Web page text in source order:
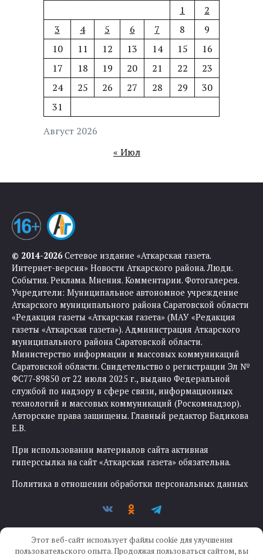
Август 2026
1
2
3
4 5 6 7 8
9
10
11 12 13 14 15
16
17
18 19 20 21 22
23
24
25 26 27 28 29
30
31
« Июл
© 2014-2026Сетевое издание «Аткарская газета.
Интернет-версия» Новости Аткарского района. Люди.
События. Реклама. Мнения. Комментарии. Фотогалерея.
Учредители: Муниципальное автономное учреждение
Аткарского муниципального района Саратовской области
«Редакция газеты «Аткарская газета» (МАУ «Редакция
газеты «Аткарская газета»). Администрация Аткарского
муниципального района Саратовской области.
Министерство информации и массовых коммуникаций
Саратовской области. Свидетельство о регистрации Эл №
ФС77-89850 от 22 июля 2025 г., выдано Федеральной
службой по надзору в сфере связи, информационных
технологий и массовых коммуникаций (Роскомнадзор).
Авторские права защищены. Главный редактор Бадикова
Е.В.
При использовании материалов сайта активная
гиперссылка на сайт «Аткарская газета» обязательна.
Политика в отношении обработки персональных данных
Этот веб-сайт использует файлы cookie для улучшения
пользовательского опыта. Продолжая пользоваться сайтом, вы